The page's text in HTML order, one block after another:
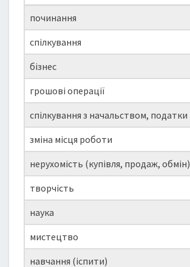
починання
спілкування
бізнес
грошові операції
спілкування з начальством, податки
зміна місця роботи
нерухомість (купівля, продаж, обмін)
творчість
наука
мистецтво
навчання (іспити)